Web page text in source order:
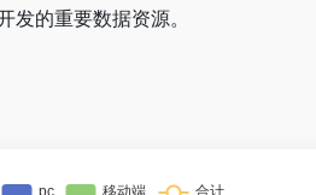
的重要数据资源。